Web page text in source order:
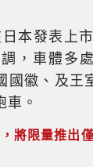
本發表上
，車體多
徽、及王
。
限量推出